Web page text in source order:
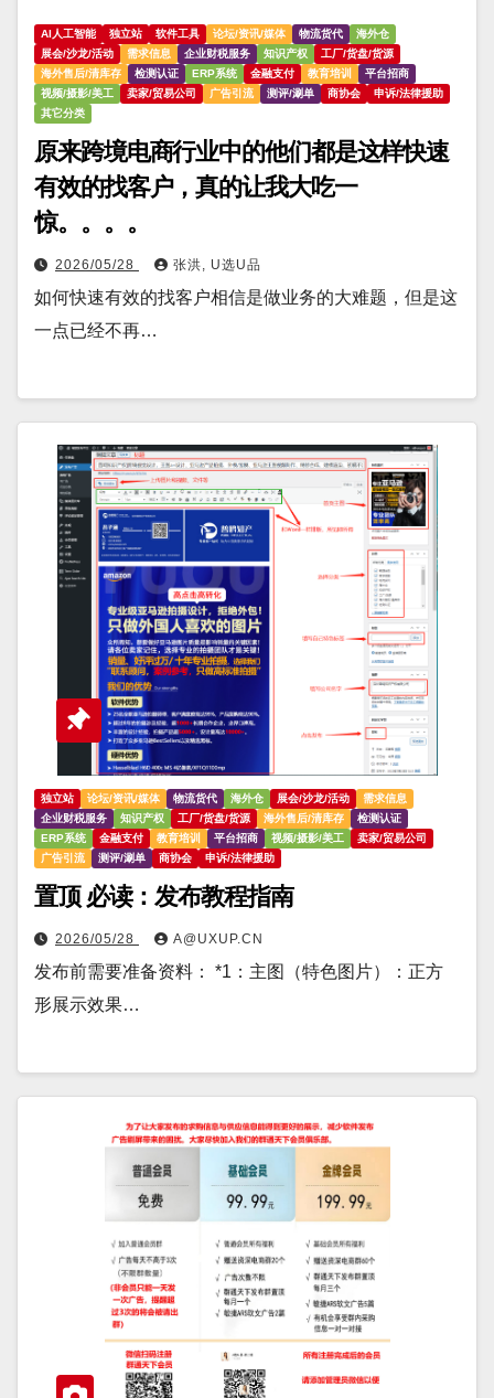
AI人工智能 独立站 软件工具 论坛/资讯/媒体 物流货代
海外仓
展会/沙龙/活动
需求信息 企业财税服务 知识产权
工厂/货盘/货源
海外售后/清库存
检测认证 ERP系统 金融支付 教育培训
平台招商
视频/摄影/美工
卖家/贸易公司 广告引流 测评/涮单 商协会
申诉/法律援助
其它分类
原来跨境电商行业中的他们都是这样快速
有效的找客户，真的让我大吃一
惊。。。。
2026/05/28 张洪, U选U品
如何快速有效的找客户相信是做业务的大难题，但是这
一点已经不再…
独立站 论坛/资讯/媒体 物流货代 海外仓 展会/沙龙/活动
需求信息
企业财税服务
知识产权 工厂/货盘/货源 海外售后/清库存
检测认证
ERP系统
金融支付 教育培训 平台招商 视频/摄影/美工
卖家/贸易公司
广告引流
测评/涮单 商协会 申诉/法律援助
置顶 必读：发布教程指南
2026/05/28 A@UXUP.CN
发布前需要准备资料： *1：主图（特色图片）：正方
形展示效果…